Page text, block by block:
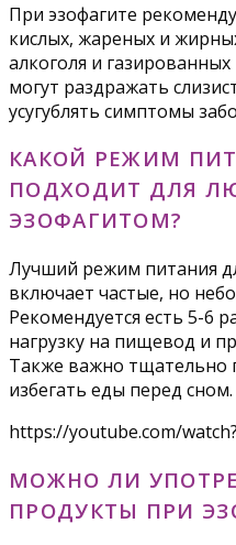
При эзофагите
кислых, жареных и
алкоголя и
могут раздражать
усугублять симптомы
КАКОЙ РЕЖИМ
ПОДХОДИТ ДЛЯ
ЭЗОФАГИТОМ?
Лучший режим питания
включает частые, но
Рекомендуется есть 5-6
нагрузку на пищевод и
Также важно тщательно
избегать еды перед сном.
https://youtube.com/
МОЖНО ЛИ
ПРОДУКТЫ ПРИ